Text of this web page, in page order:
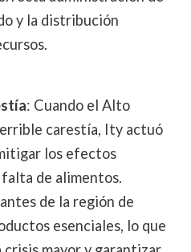
y la distribución
: Cuando el Alto
carestía, Ity actuó
los efectos
de alimentos.
de la región de
esenciales, lo que